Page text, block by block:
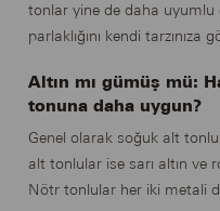
tonlar yine de daha uyumlu
parlaklığını kendi
Altın mı gümüş mü:
tonuna daha uygun?
Genel olarak soğuk alt
alt tonlular ise sarı altın ve
Nötr tonlular her iki metali